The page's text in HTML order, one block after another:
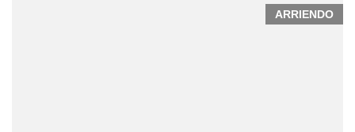
ARRIENDO